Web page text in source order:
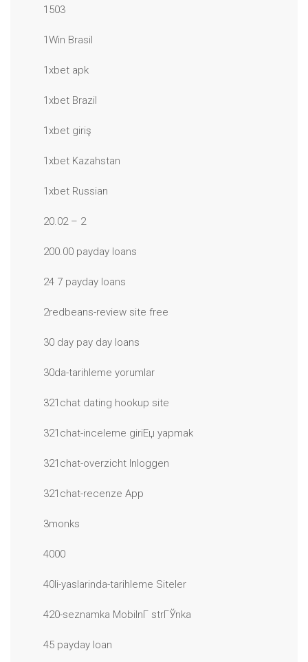
1503
1Win Brasil
1xbet apk
1xbet Brazil
1xbet giriş
1xbet Kazahstan
1xbet Russian
20.02 – 2
200.00 payday loans
24 7 payday loans
2redbeans-review site free
30 day pay day loans
30da-tarihleme yorumlar
321chat dating hookup site
321chat-inceleme giriЕџ yapmak
321chat-overzicht Inloggen
321chat-recenze App
3monks
4000
40li-yaslarinda-tarihleme Siteler
420-seznamka MobilnГ­ strГЎnka
45 payday loan